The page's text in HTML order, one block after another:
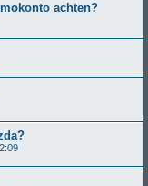
achten?